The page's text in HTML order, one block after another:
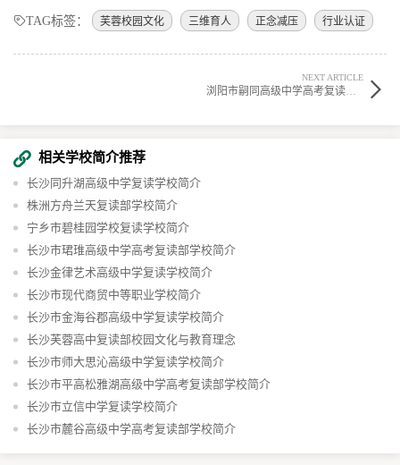
TAG标签： 芙蓉校园文化 三维育人 正念减压 行业认证
NEXT ARTICLE
浏阳市嗣同高级中学高考复读部学校简介
相关学校简介推荐
长沙同升湖高级中学复读学校简介
株洲方舟兰天复读部学校简介
宁乡市碧桂园学校复读学校简介
长沙市珺琟高级中学高考复读部学校简介
长沙金律艺术高级中学复读学校简介
长沙市现代商贸中等职业学校简介​
长沙市金海谷郡高级中学复读学校简介
长沙芙蓉高中复读部校园文化与教育理念
长沙市师大思沁高级中学复读学校简介
长沙市平高松雅湖高级中学高考复读部学校简介
长沙市立信中学复读学校简介
长沙市麓谷高级中学高考复读部学校简介